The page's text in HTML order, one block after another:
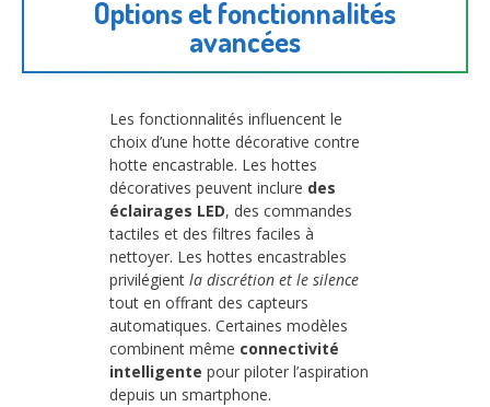
Options et fonctionnalités
avancées
Les fonctionnalités influencent le
choix d’une hotte décorative contre
hotte encastrable. Les hottes
décoratives peuvent inclure des
éclairages LED, des commandes
tactiles et des filtres faciles à
nettoyer. Les hottes encastrables
privilégient la discrétion et le silence
tout en offrant des capteurs
automatiques. Certaines modèles
combinent même connectivité
intelligente pour piloter l’aspiration
depuis un smartphone.